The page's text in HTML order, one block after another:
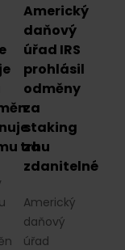
trhu
Americký
daňový
úřad IRS
prohlásil
odměny
za
staking
za
zdanitelné
Americký
daňový
úřad